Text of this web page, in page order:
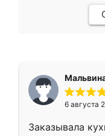
6 августа
Заказывала